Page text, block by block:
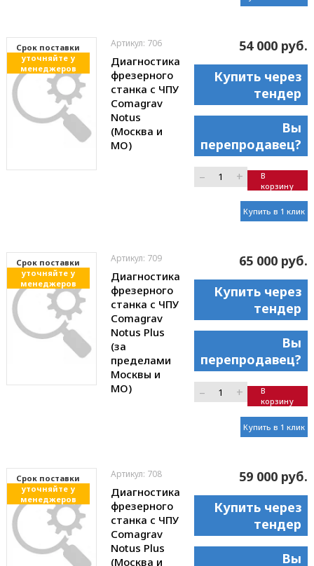
Cрок поставки
уточняйте у
менеджеров
Артикул: 706
Диагностика
фрезерного
станка с ЧПУ
Comagrav
Notus
(Москва и
МО)
54 000 руб.
Купить через
тендер
Вы
перепродавец?
– +
В
корзину
Купить в 1 клик
Cрок поставки
уточняйте у
менеджеров
Артикул: 709
Диагностика
фрезерного
станка с ЧПУ
Comagrav
Notus Plus
(за
пределами
Москвы и
МО)
65 000 руб.
Купить через
тендер
Вы
перепродавец?
– +
В
корзину
Купить в 1 клик
Cрок поставки
уточняйте у
менеджеров
Артикул: 708
Диагностика
фрезерного
станка с ЧПУ
Comagrav
Notus Plus
(Москва и
59 000 руб.
Купить через
тендер
Вы